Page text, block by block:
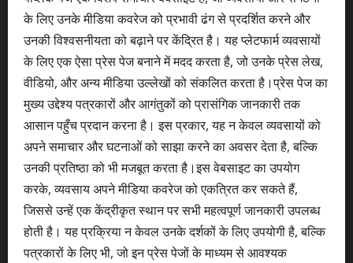
के लिए उनके मीडिया कवरेज को प्रभावी ढंग से प्रदर्शित करने और
उनकी विश्वसनीयता को बढ़ाने पर केंद्रित है। यह प्लेटफार्म व्यवसायों
के लिए एक ऐसा प्रेस पेज बनाने में मदद करता है, जो उनके प्रेस लेख,
वीडियो, और अन्य मीडिया उल्लेखों को संकलित करता है।प्रेस पेज का
मुख्य उद्देश्य पत्रकारों और आगंतुकों को प्रासंगिक जानकारी तक
आसान पहुँच प्रदान करना है। इस प्रकार, यह न केवल व्यवसायों को
अपने समाचार और घटनाओं को साझा करने का अवसर देता है, बल्कि
उनकी प्रतिष्ठा को भी मजबूत करता है।इस वेबसाइट का उपयोग
करके, व्यवसाय अपने मीडिया कवरेज को एकत्रित कर सकते हैं,
जिससे उन्हें एक केंद्रीकृत स्थान पर सभी महत्वपूर्ण जानकारी उपलब्ध
होती है। यह प्रक्रिया न केवल उनके दर्शकों के लिए उपयोगी है, बल्कि
पत्रकारों के लिए भी, जो इन प्रेस पेजों के माध्यम से आवश्यक